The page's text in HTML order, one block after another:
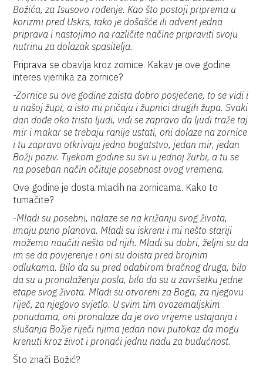
Božića, za Isusovo rođenje. Kao što postoji priprema u
korizmi pred Uskrs, tako je došašće ili advent jedna
priprava i nastojimo na različite načine pripraviti svoju
nutrinu za dolazak spasitelja.
Priprava se obavlja kroz zornice. Kakav je ove godine
interes vjernika za zornice?
-Zornice su ove godine zaista dobro posjećene, to se vidi i
u našoj župi, a isto mi pričaju i župnici drugih župa. Svaki
dan dođe oko tristo ljudi, vidi se zapravo da ljudi traže taj
mir i makar se trebaju ranije ustati, oni dolaze na zornice
i tu zapravo otkrivaju jedno bogatstvo, jedan mir, jedan
Božji poziv. Tijekom godine su svi u jednoj žurbi, a tu se
na poseban način očituje posebnost ovog vremena.
Ove godine je dosta mladih na zornicama. Kako to
tumačite?
-Mladi su posebni, nalaze se na križanju svog života,
imaju puno planova. Mladi su iskreni i mi nešto stariji
možemo naučiti nešto od njih. Mladi su dobri, željni su da
im se da povjerenje i oni su doista pred brojnim
odlukama. Bilo da su pred odabirom bračnog druga, bilo
da su u pronalaženju posla, bilo da su u završetku jedne
etape svog života. Mladi su otvoreni za Boga, za njegovu
riječ, za njegovo svjetlo. U svim tim ovozemaljskim
ponudama, oni pronalaze da je ovo vrijeme ustajanja i
slušanja Božje riječi njima jedan novi putokaz da mogu
krenuti kroz život i pronaći jednu nadu za budućnost.
Što znači Božić?